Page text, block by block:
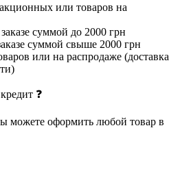
или товаров на
суммой до 2000 грн
суммой свыше 2000 грн
или на распродаже (доставка
❓
можете оформить любой товар в